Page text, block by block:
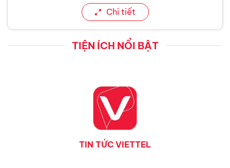
Chi tiết
TIỆN ÍCH NỔI BẬT
TIN TỨC VIETTEL